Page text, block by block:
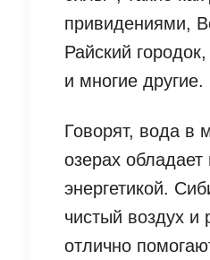
привидениями,
Райский
и многие другие.
Говорят, вода в
озерах
энергетикой.
чистый воздух и
отлично